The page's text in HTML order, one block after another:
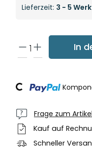
Lieferzeit: 3 - 5
In
Frage zum Artikel
Kauf auf
Schneller